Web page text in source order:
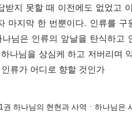
지 못할 때 이전에도 없었고
마지막 한 번뿐이다. 인류를 구
님은 인류의 앞날을 탄식하고
나님을 상심케 하고 저버리며
류가 어디로 향할 것인가
하나님의 현현과 사역ㆍ하나님은